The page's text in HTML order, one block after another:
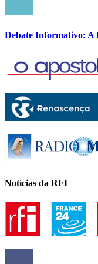
Debate Informativo: A
Notícias da RFI